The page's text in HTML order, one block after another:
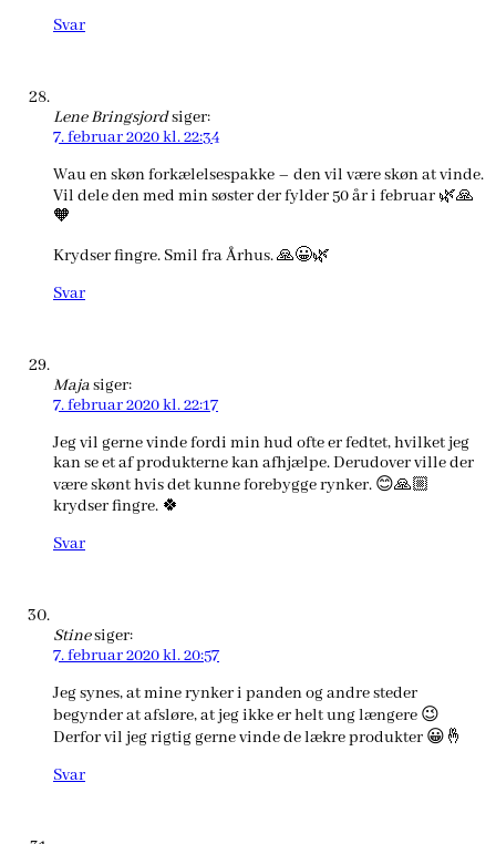
Svar
Lene Bringsjordsiger:
7. februar 2020 kl. 22:34
Wau en skøn forkælelsespakke – den vil være skøn at vinde.
Vil dele den med min søster der fylder 50 år i februar 🌿🙏
🧡
Krydser fingre. Smil fra Århus. 🙏😀🌿
Svar
Majasiger:
7. februar 2020 kl. 22:17
Jeg vil gerne vinde fordi min hud ofte er fedtet, hvilket jeg
kan se et af produkterne kan afhjælpe. Derudover ville der
være skønt hvis det kunne forebygge rynker. 😊🙏🏼
krydser fingre. 🍀
Svar
Stinesiger:
7. februar 2020 kl. 20:57
Jeg synes, at mine rynker i panden og andre steder
begynder at afsløre, at jeg ikke er helt ung længere 😉
Derfor vil jeg rigtig gerne vinde de lækre produkter 😀🤞
Svar